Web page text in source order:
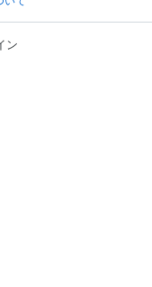
ン